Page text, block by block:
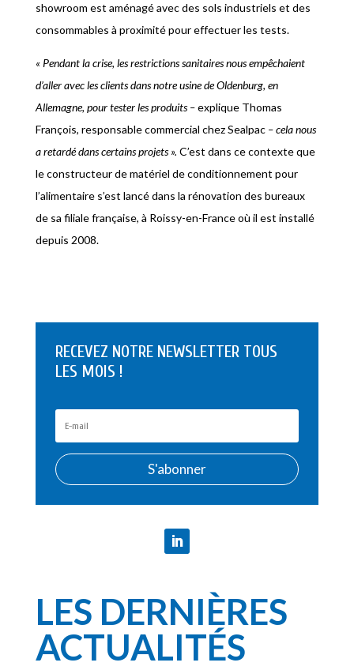
showroom est aménagé avec des sols industriels et des
consommables à proximité pour effectuer les tests.
« Pendant la crise, les restrictions sanitaires nous empêchaient
d’aller avec les clients dans notre usine de Oldenburg, en
Allemagne, pour tester les produits –explique Thomas
François, responsable commercial chez Sealpac– cela nous
a retardé dans certains projets ». C’est dans ce contexte que
le constructeur de matériel de conditionnement pour
l’alimentaire s’est lancé dans la rénovation des bureaux
de sa filiale française, à Roissy-en-France où il est installé
depuis 2008.
RECEVEZ NOTRE NEWSLETTER TOUS
LES MOIS !
S'abonner
LES DERNIÈRES
ACTUALITÉS